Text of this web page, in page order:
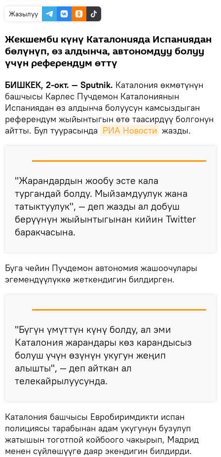
Жазылуу
Жекшемби күнү Каталонияда Испаниядан
бөлүнүп, өз алдынча, автономдуу болуу
үчүн референдум өттү
БИШКЕК, 2-окт. — Sputnik. Каталония өкмөтүнүн
башчысы Карлес Пучдемон Каталониянын
Испаниядан өз алдынча болуусун камсыздыган
референдум жыйынтыгын өтө таасирдүү болгонун
айтты. Бул туурасында РИА Новости жазды.
"Жарандардын жообу эсте кала
тургандай болду. Мыйзамдуулук жана
татыктуулук", — деп жазды ал добуш
берүүнүн жыйынтыгынан кийин Twitter
баракчасына.
Буга чейин Пучдемон автономия жашоочулары
эгемендүүлүккө жеткендигин билдирген.
"Бүгүн үмүттүн күнү болду, ал эми
Каталония жарандары көз карандысыз
болуш үчүн өзүнүн укугун жеңип
алышты", — деп айткан ал
телекайрылуусунда.
Каталония башчысы Евробиримдикти испан
полициясы тарабынан адам укугунун бузулуп
жатышын тоготпой койбоого чакырып, Мадрид
менен сүйлөшүүгө даяр экендигин билдирди.